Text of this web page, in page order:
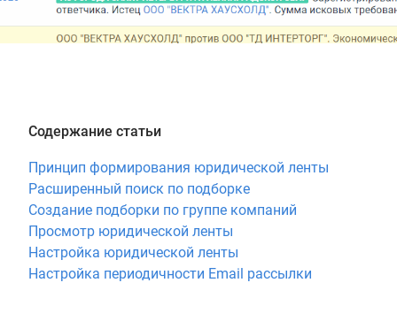
Содержание статьи
Принцип формирования юридической ленты
Расширенный поиск по подборке
Создание подборки по группе компаний
Просмотр юридической ленты
Настройка юридической ленты
Настройка периодичности Email рассылки